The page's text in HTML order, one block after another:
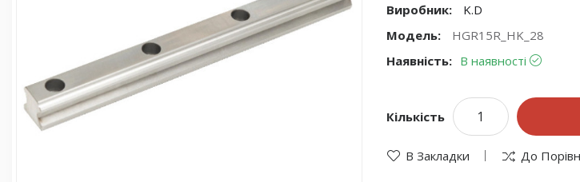
Виробник:
K.D
Модель:
HGR15R_HK_28
Наявність: В наявності
Кількість
В Закладки До